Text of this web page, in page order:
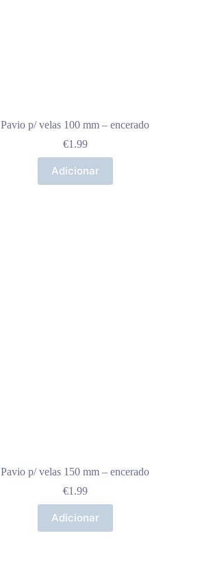
Pavio p/ velas 100 mm – encerado
€1.99
Adicionar
Pavio p/ velas 150 mm – encerado
€1.99
Adicionar